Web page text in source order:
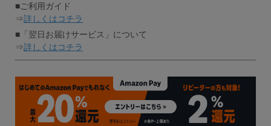
■ご利用ガイド
⇒詳しくはコチラ
■「翌日お届けサービス」について
⇒詳しくはコチラ